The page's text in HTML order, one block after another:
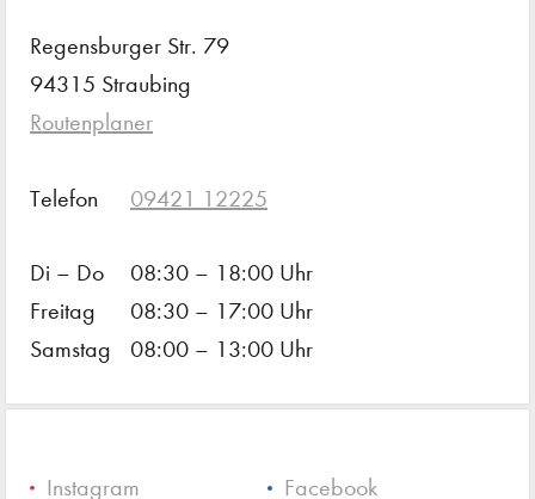
Regensburger Str. 79
94315 Straubing
Routenplaner
Telefon 09421 12225
Di – Do
08:30 – 18:00 Uhr
Freitag
08:30 – 17:00 Uhr
Samstag
08:00 – 13:00 Uhr
Instagram Facebook